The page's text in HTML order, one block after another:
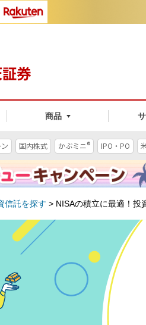
商品
国内株式 かぶミニ® IPO・PO
信託を探す > NISAの積立に最適！投